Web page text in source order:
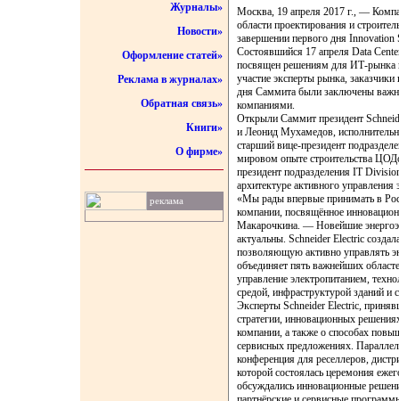
Журналы»
Новости»
Оформление статей»
Реклама в журналах»
Обратная связь»
Книги»
О фирме»
реклама
Москва, 19 апреля 2017 г., —
области проектирования и
завершении первого дня
Состоявшийся 17 апреля Data
посвящен решениям для ИТ-рынка
участие эксперты рынка,
дня Саммита были заключены
компаниями.
Открыли Саммит президент
и Леонид Мухамедов,
старший вице-президент
мировом опыте строительства
президент подразделения IT
архитектуре активного
«Мы рады впервые принимать в
компании, посвящённое
Макарочкина. — Новейшие
актуальны. Schneider Electric
позволяющую активно управлять
объединяет пять важнейших
управление электропитанием,
средой, инфраструктурой зданий и
Эксперты Schneider Electric,
стратегии, инновационных
компании, а также о способах
сервисных предложениях.
конференция для реселлеров,
которой состоялась церемония
обсуждались инновационные